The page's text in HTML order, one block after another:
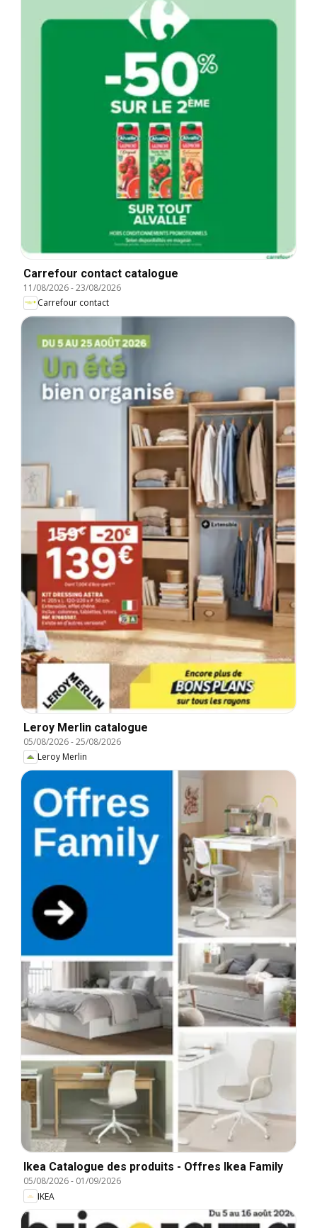
Carrefour contact catalogue
11/08/2026-23/08/2026
Carrefour contact
Leroy Merlin catalogue
05/08/2026-25/08/2026
Leroy Merlin
Ikea Catalogue des produits - Offres Ikea Family
05/08/2026- 01/09/2026
IKEA